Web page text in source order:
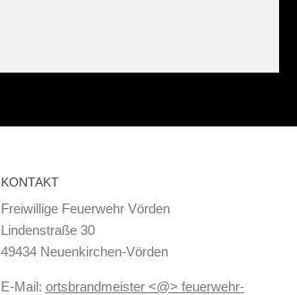
KONTAKT
Freiwillige Feuerwehr Vörden
Lindenstraße 30
49434 Neuenkirchen-Vörden
E-Mail: ortsbrandmeister <@> feuerwehr-